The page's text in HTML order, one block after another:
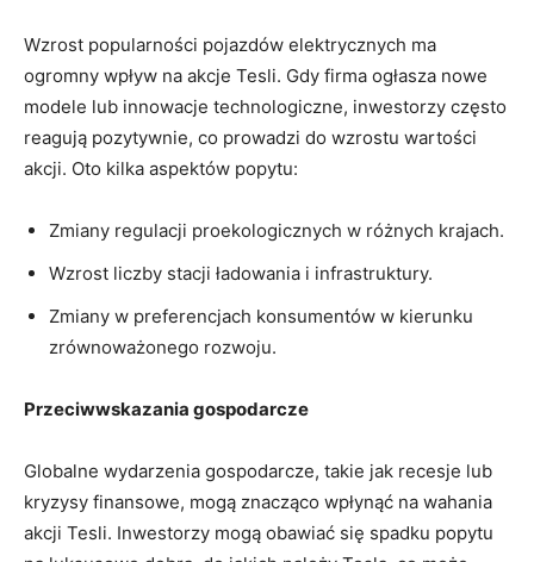
Wzrost popularności pojazdów ‍elektrycznych ma
ogromny wpływ‌ na akcje Tesli. Gdy firma ogłasza ​nowe
modele‍ lub innowacje technologiczne, inwestorzy często
‌reagują pozytywnie, co prowadzi do wzrostu wartości
akcji. Oto kilka aspektów ​popytu:
Zmiany regulacji proekologicznych w ⁣różnych⁢ krajach.
Wzrost liczby stacji ładowania i infrastruktury.
Zmiany w preferencjach konsumentów ⁢w kierunku
zrównoważonego rozwoju.
Przeciwwskazania gospodarcze
Globalne wydarzenia gospodarcze,⁢ takie jak​ recesje lub
kryzysy finansowe, mogą znacząco wpłynąć na wahania
akcji ⁣Tesli. Inwestorzy mogą obawiać się spadku popytu